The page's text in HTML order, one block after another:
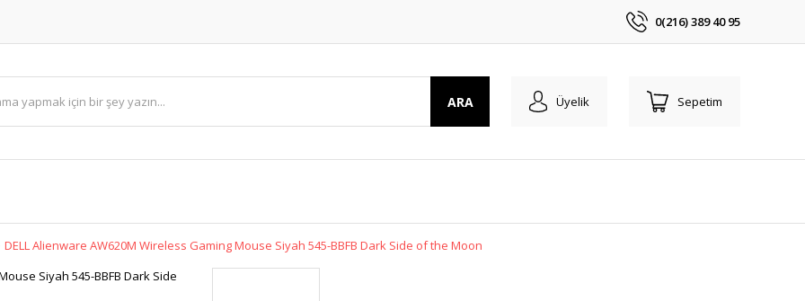
0(216) 389 40 95
ARA Üyelik Sepetim
DELL Alienware AW620M Wireless Gaming Mouse Siyah 545-BBFB Dark Side of the Moon